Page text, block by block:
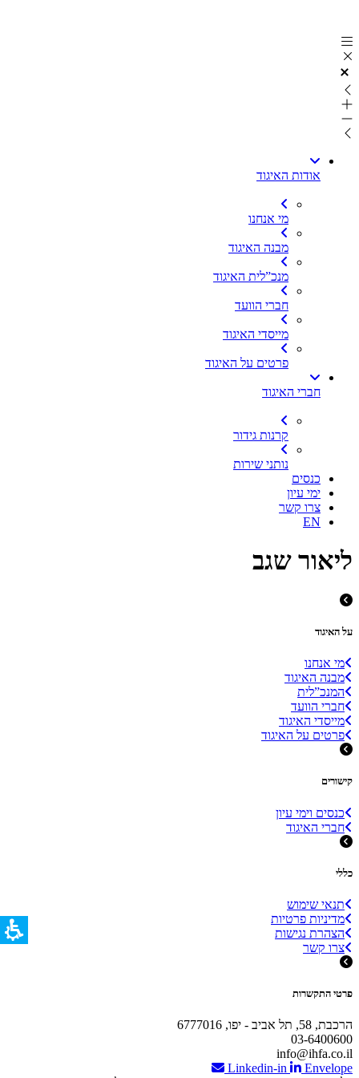
אודות האיגוד
מי אנחנו
מבנה האיגוד
מנכ”לית האיגוד
חברי הוועד
מייסדי האיגוד
פרטים על האיגוד
חברי האיגוד
קרנות גידור
נותני שירות
כנסים
ימי עיון
צרו קשר
EN
ליאור שגב
על האיגוד
מי אנחנו
מבנה האיגוד
המנכ”לית
חברי הוועד
מייסדי האיגוד
פרטים על האיגוד
קישורים
כנסים וימי עיון
חברי האיגוד
כללי
תנאי שימוש
מדיניות פרטיות
הצהרת נגישות
צרו קשר
פרטי התקשרות
הרכבת, 58, תל אביב - יפו, 6777016
03-6400600
info@ihfa.co.il
Linkedin-in
Envelope